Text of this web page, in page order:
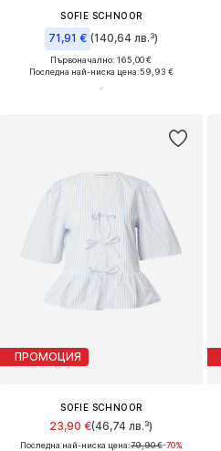
SOFIE SCHNOOR
71,91 € (140,64 лв.³)
Първоначално: 165,00 €
Последна най-ниска цена:59,93 €
ПРОМОЦИЯ
SOFIE SCHNOOR
23,90 €(46,74 лв.³)
Последна най-ниска цена:79,90 €-70%